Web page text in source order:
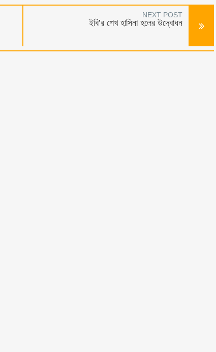
NEXT POST
ইবি’র শেখ হাসিনা হলের উদ্বোধন